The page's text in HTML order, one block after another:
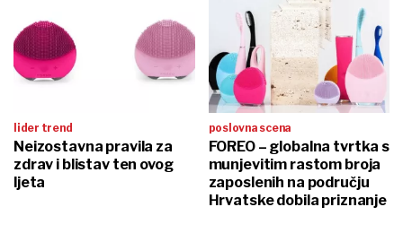
lider trend
Neizostavna pravila za
zdrav i blistav ten ovog
ljeta
poslovna scena
FOREO – globalna tvrtka s
munjevitim rastom broja
zaposlenih na području
Hrvatske dobila priznanje